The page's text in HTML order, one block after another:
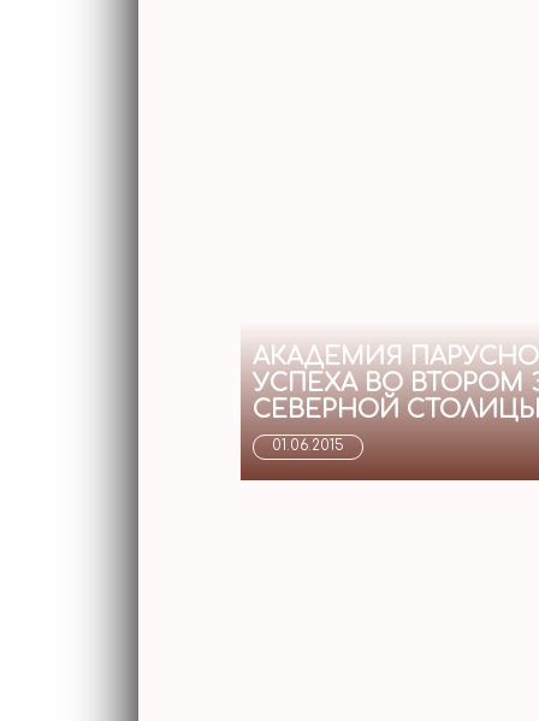
АКАДЕМИЯ
УСПЕХА ВО ВТОРОМ
СЕВЕРНОЙ
01.06.2015